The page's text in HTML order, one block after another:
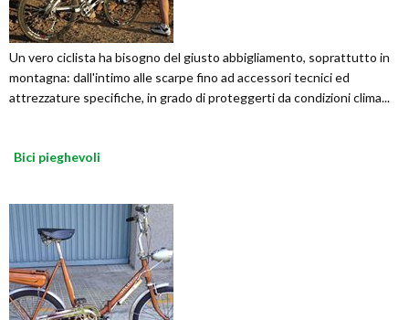
Un vero ciclista ha bisogno del giusto abbigliamento, soprattutto in
montagna: dall'intimo alle scarpe fino ad accessori tecnici ed
attrezzature specifiche, in grado di proteggerti da condizioni clima...
Bici pieghevoli